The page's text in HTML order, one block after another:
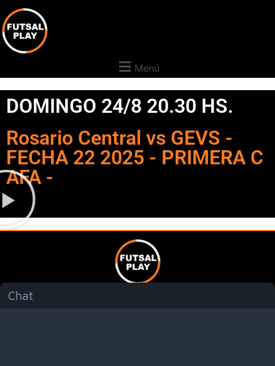
Menú
DOMINGO 24/8 20.30 HS.
Rosario Central vs GEVS -
FECHA 22 2025 - PRIMERA C
AFA -
Chat